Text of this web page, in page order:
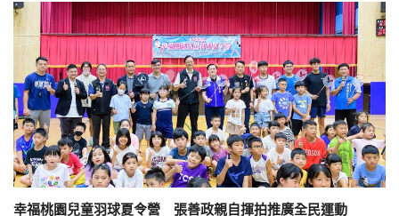
幸福桃園兒童羽球夏令營 張善政親自揮拍推廣全民運動